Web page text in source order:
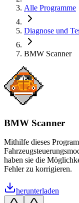
Alle Programme
Diagnose und
BMW Scanner
BMW Scanner
Mithilfe dieses
haben sie die
Fehler zu korrigieren.
herunterladen